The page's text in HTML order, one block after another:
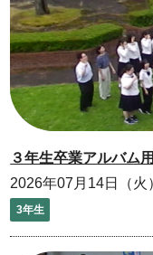
３年生卒業アルバム
2026年07月14日（火
3年生